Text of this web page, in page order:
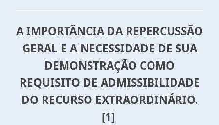
A IMPORTÂNCIA DA REPERCUSSÃO
GERAL E A NECESSIDADE DE SUA
DEMONSTRAÇÃO COMO
REQUISITO DE ADMISSIBILIDADE
DO RECURSO EXTRAORDINÁRIO.
[1]